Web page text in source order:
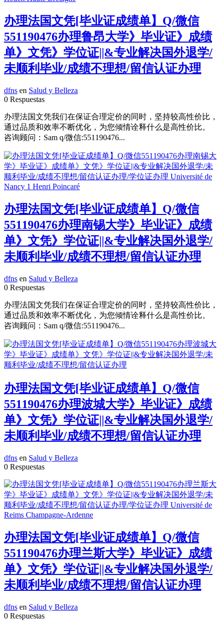
办理法国文凭[毕业证成绩单】Q/微信
551190476办理鲁昂大学》毕业证》成绩
单》文凭》学位证||&专业解决国外退学/
未顺利毕业/成绩不理想/留信认证办理
dfns en Salud y Belleza
0 Respuestas
办理法国文凭我们在保证合理定价的同时，坚持较高性价比，
通过品质和效率不断优化，为您倾情诠释什么是高性价比。
咨询顾问：Sam q/微信:551190476...
办理法国文凭[毕业证成绩单】Q/微信
551190476办理南锡大学》毕业证》成绩
单》文凭》学位证||&专业解决国外退学/
未顺利毕业/成绩不理想/留信认证办理
dfns en Salud y Belleza
0 Respuestas
办理法国文凭我们在保证合理定价的同时，坚持较高性价比，
通过品质和效率不断优化，为您倾情诠释什么是高性价比。
咨询顾问：Sam q/微信:551190476...
办理法国文凭[毕业证成绩单】Q/微信
551190476办理波城大学》毕业证》成绩
单》文凭》学位证||&专业解决国外退学/
未顺利毕业/成绩不理想/留信认证办理
dfns en Salud y Belleza
0 Respuestas
办理法国文凭[毕业证成绩单】Q/微信
551190476办理兰斯大学》毕业证》成绩
单》文凭》学位证||&专业解决国外退学/
未顺利毕业/成绩不理想/留信认证办理
dfns en Salud y Belleza
0 Respuestas